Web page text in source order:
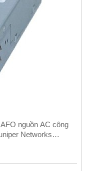
nguồn AC công
Networks